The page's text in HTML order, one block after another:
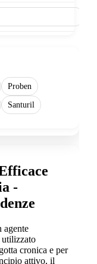
Proben
Santuril
-
agente
cronica e per
attivo, il